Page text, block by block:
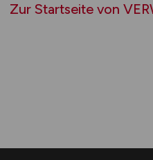
Zur Startseite von